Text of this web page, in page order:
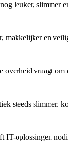
leuker, slimmer
makkelijker en
overheid vraagt
steeds slimmer,
IT-oplossingen